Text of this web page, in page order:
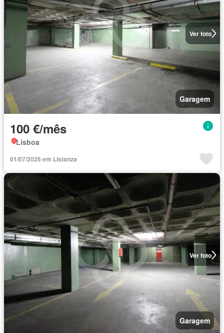
Ver foto
Garagem
100 €/mês
Lisboa
01/07/2026 em Listanza
Ver foto
Garagem